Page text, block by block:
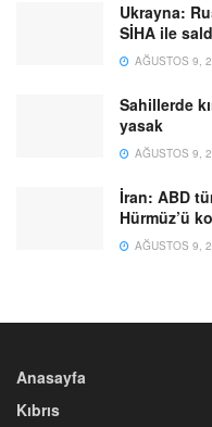
Ukrayna:
SİHA ile
AĞUSTOS 9,
Sahillerde
yasak
AĞUSTOS 9,
İran: ABD
Hürmüz’ü
AĞUSTOS 9,
Anasayfa
Kıbrıs